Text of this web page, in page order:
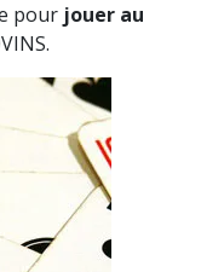
pour jouer au